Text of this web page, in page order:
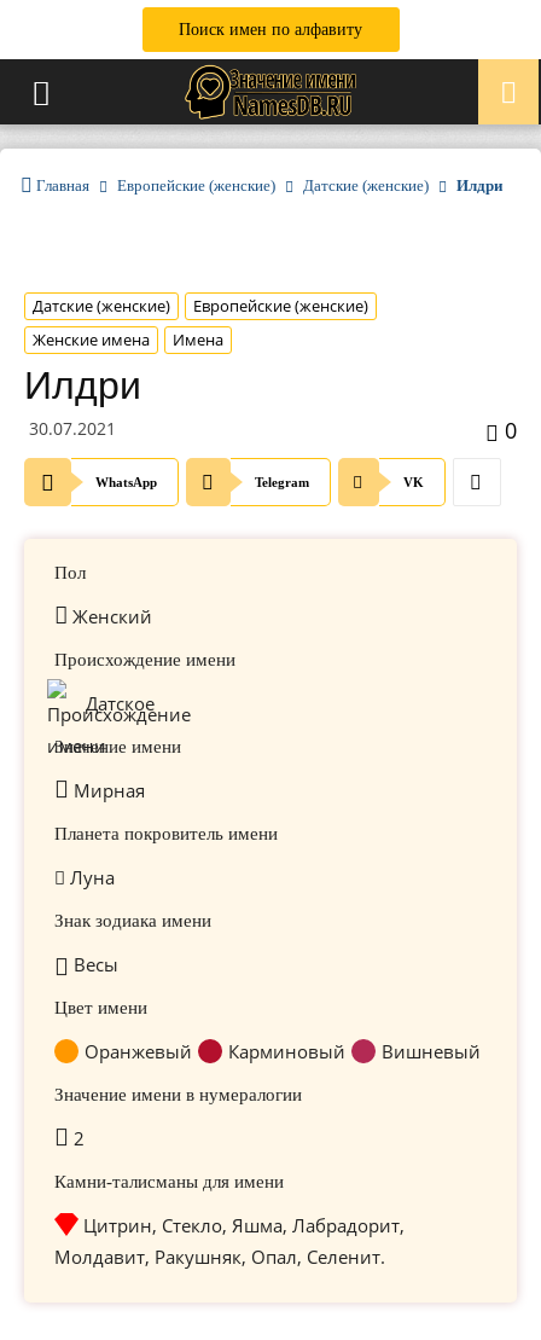
Поиск имен по алфавиту
Главная Европейские (женские) Датские (женские) Илдри
Датские (женские)
Европейские (женские)
Женские имена
Имена
Илдри
30.07.2021 0
WhatsApp Telegram VK
Пол
Женский
Происхождение имени
Датское
Значение имени
Мирная
Планета покровитель имени
Луна
Знак зодиака имени
Весы
Цвет имени
Оранжевый Карминовый Вишневый
Значение имени в нумералогии
2
Камни-талисманы для имени
Цитрин, Стекло, Яшма, Лабрадорит,
Молдавит, Ракушняк, Опал, Селенит.